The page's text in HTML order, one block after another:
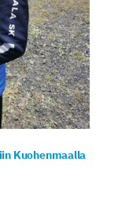
Kuohenmaalla